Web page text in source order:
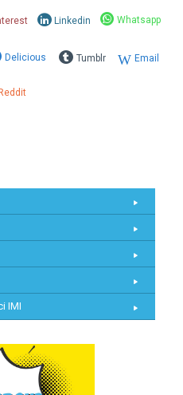
Linkedin Whatsapp
Delicious Tumblr Email
IMI